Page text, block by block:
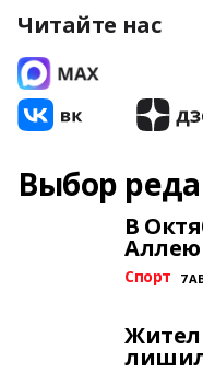
Читайте нас
Выбор
В
Аллею
Спорт 7